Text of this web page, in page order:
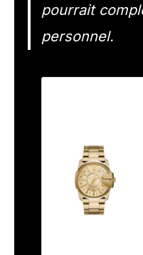
pourrait
personnel.